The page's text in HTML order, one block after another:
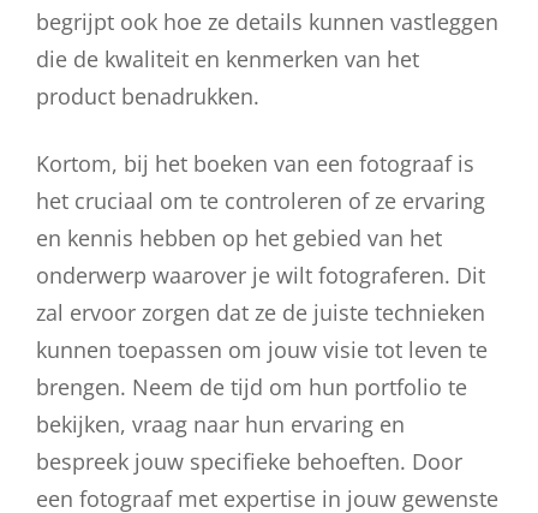
begrijpt ook hoe ze details kunnen vastleggen
die de kwaliteit en kenmerken van het
product benadrukken.
Kortom, bij het boeken van een fotograaf is
het cruciaal om te controleren of ze ervaring
en kennis hebben op het gebied van het
onderwerp waarover je wilt fotograferen. Dit
zal ervoor zorgen dat ze de juiste technieken
kunnen toepassen om jouw visie tot leven te
brengen. Neem de tijd om hun portfolio te
bekijken, vraag naar hun ervaring en
bespreek jouw specifieke behoeften. Door
een fotograaf met expertise in jouw gewenste